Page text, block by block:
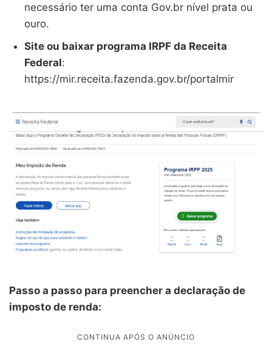
necessário ter uma conta Gov.br nível prata ou
ouro.
Site ou baixar programa IRPF da Receita
Federal:
https://mir.receita.fazenda.gov.br/portalmir
Passo a passo para preencher a declaração de
imposto de renda: